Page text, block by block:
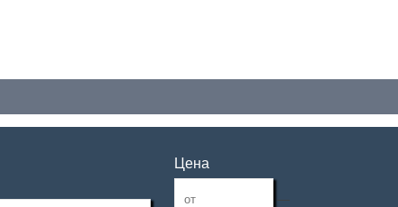
Цена
—